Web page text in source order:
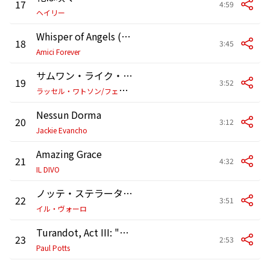
17
ヘイリー
4:59
18 Whisper of Angels (based on Faure's "Pavane")
Amici Forever
3:45
19
サムワン・ライク・ユー
ラ
ッセル・ワトソン/フェイ・トーザー/Steve Mac/Chris Laws/Fridrik Karlsson/Steve Pearce/メイ・マッケンナ/ロンドン・セッション・オーケストラ
3:52
20 Nessun Dorma
Jackie Evancho
3:12
21 Amazing Grace
IL DIVO
4:32
22 ノッテ・ステラータ(星降る夜)
イル・ヴォーロ
3:51
23 Turandot, Act III: "Nessun dorma"
Paul Potts
2:53